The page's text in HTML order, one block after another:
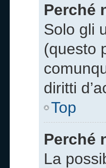
Perché
Solo gli
(questo
diritti
Top
Perché
La